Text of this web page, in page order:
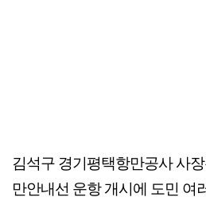
김석구 경기평택항만공사 사
만안내선 운항 개시에 도민 여